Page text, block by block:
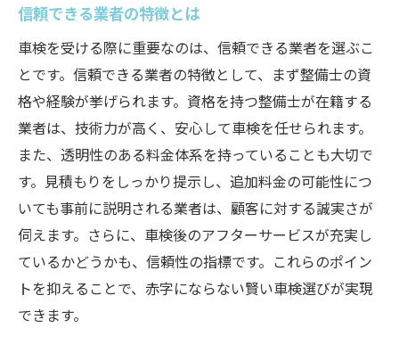
信頼できる業者の特徴とは
車検を受ける際に重要なのは、信頼できる業者を選ぶこ
とです。信頼できる業者の特徴として、まず整備士の資
格や経験が挙げられます。資格を持つ整備士が在籍する
業者は、技術力が高く、安心して車検を任せられます。
また、透明性のある料金体系を持っていることも大切で
す。見積もりをしっかり提示し、追加料金の可能性につ
いても事前に説明される業者は、顧客に対する誠実さが
伺えます。さらに、車検後のアフターサービスが充実し
ているかどうかも、信頼性の指標です。これらのポイン
トを抑えることで、赤字にならない賢い車検選びが実現
できます。